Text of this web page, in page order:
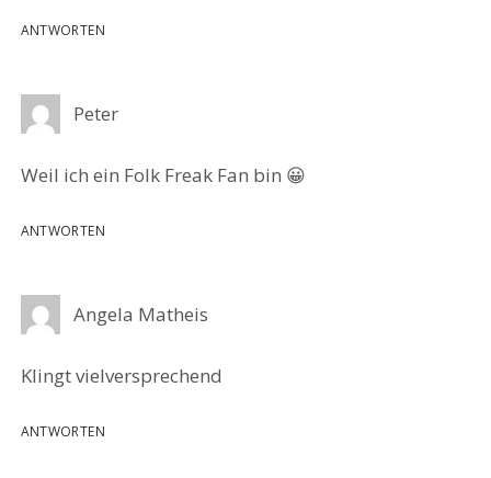
ANTWORTEN
Peter
Weil ich ein Folk Freak Fan bin 😀
ANTWORTEN
Angela Matheis
Klingt vielversprechend
ANTWORTEN